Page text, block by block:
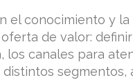
el conocimiento y
de valor:
los canales para
distintos